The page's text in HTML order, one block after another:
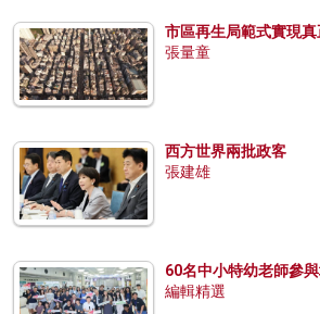
市區再生局範式實現
張量童
西方世界兩批政客
張建雄
60名中小特幼老師參
編輯精選